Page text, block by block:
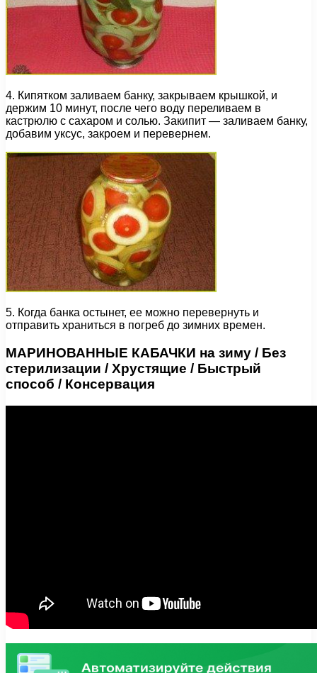
4. Кипятком заливаем банку, закрываем крышкой, и
держим 10 минут, после чего воду переливаем в
кастрюлю с сахаром и солью. Закипит — заливаем банку,
добавим уксус, закроем и перевернем.
5. Когда банка остынет, ее можно перевернуть и
отправить храниться в погреб до зимних времен.
МАРИНОВАННЫЕ КАБАЧКИ на зиму / Без
стерилизации / Хрустящие / Быстрый
способ / Консервация